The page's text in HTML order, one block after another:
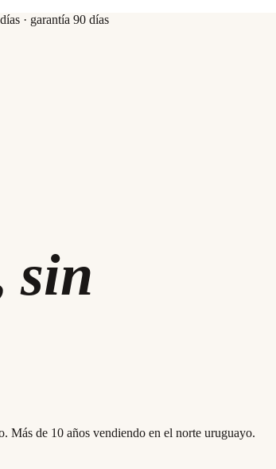
· garantía 90 días
sin
Más de 10 años vendiendo en el norte uruguayo.